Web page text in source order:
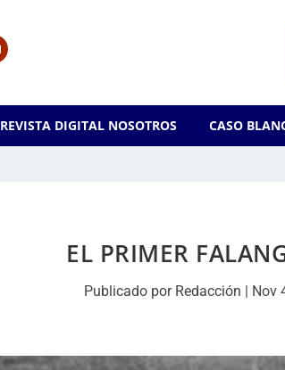
REVISTA DIGITAL NOSOTROS CASO
EL PRIMER
Publicado por Redacción | Nov